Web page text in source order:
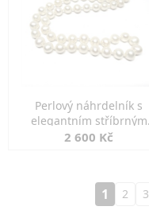
Perlový náhrdelník s
elegantním stříbrným
zapínáním
2 600 Kč
1 2 3